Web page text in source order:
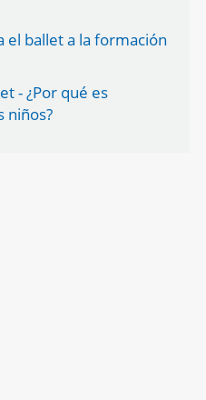
el ballet a la formación
- ¿Por qué es
niños?